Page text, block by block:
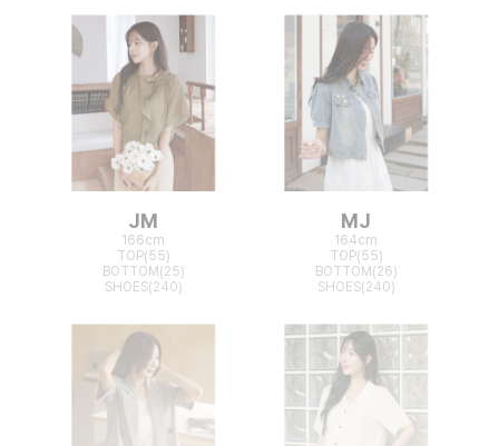
JM
166cm
TOP(55)
BOTTOM(25)
SHOES(240)
MJ
164cm
TOP(55)
BOTTOM(26)
SHOES(240)